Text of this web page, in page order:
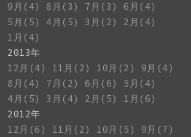
9月(4)
8月(3) 7月(3)
6月(4)
5月(5)
4月(5) 3月(2)
2月(4)
1月(4)
2013年
12月(4)
11月(2) 10月(2)
9月(4)
8月(4)
7月(2) 6月(6)
5月(4)
4月(5)
3月(4) 2月(5)
1月(6)
2012年
12月(6)
11月(2) 10月(5)
9月(7)